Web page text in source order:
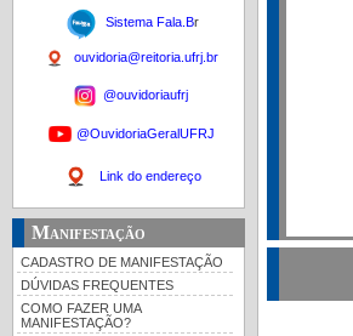
Sistema Fala.Br
ouvidoria@reitoria.ufrj.br
@ouvidoriaufrj
@OuvidoriaGeralUFRJ
Link do endereço
Manifestação
CADASTRO DE MANIFESTAÇÃO
DÚVIDAS FREQUENTES
COMO FAZER UMA
MANIFESTAÇÃO?